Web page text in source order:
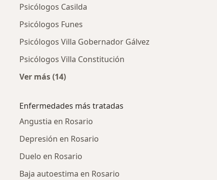
Psicólogos Casilda
Psicólogos Funes
Psicólogos Villa Gobernador Gálvez
Psicólogos Villa Constitución
Ver más (14)
Enfermedades más tratadas
Angustia en Rosario
Depresión en Rosario
Duelo en Rosario
Baja autoestima en Rosario